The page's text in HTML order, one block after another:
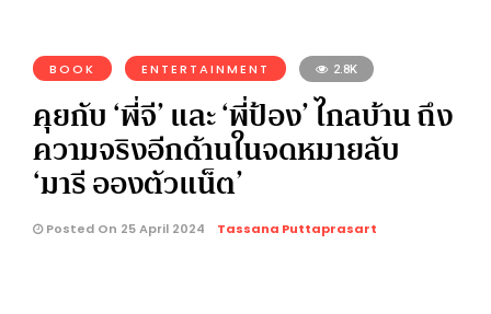
BOOK ENTERTAINMENT 2.8K
คุยกับ ‘พี่จี’ และ ‘พี่ป้อง’ ไกลบ้าน ถึง
ความจริงอีกด้านในจดหมายลับ
‘มารี อองตัวแน็ต’
Posted On 25 April 2024 Tassana Puttaprasart